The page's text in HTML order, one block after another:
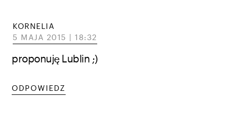
KORNELIA
5 MAJA 2015 | 18:32
proponuję Lublin ;)
ODPOWIEDZ